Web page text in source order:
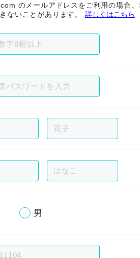
のメールアドレスをご利用の場合
ないことがあります。 詳しくはこちら
男